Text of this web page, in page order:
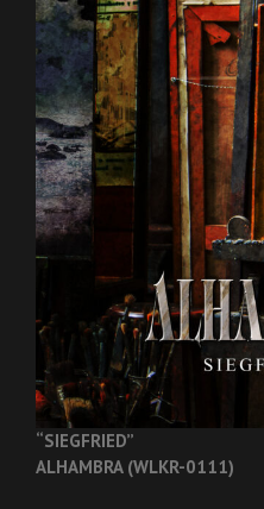
“SIEGFRIED”
ALHAMBRA (WLKR-0111)